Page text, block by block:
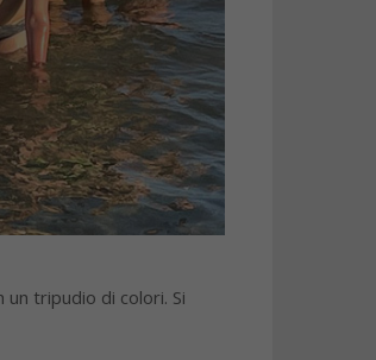
tripudio di colori. Si